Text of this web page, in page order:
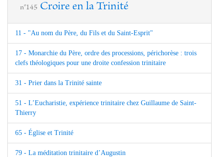
n°145 Croire en la Trinité
11 - "Au nom du Père, du Fils et du Saint-Esprit"
17 - Monarchie du Père, ordre des processions, périchorèse : trois
clefs théologiques pour une droite confession trinitaire
31 - Prier dans la Trinité sainte
51 - L’Eucharistie, expérience trinitaire chez Guillaume de Saint-
Thierry
65 - Église et Trinité
79 - La méditation trinitaire d’Augustin